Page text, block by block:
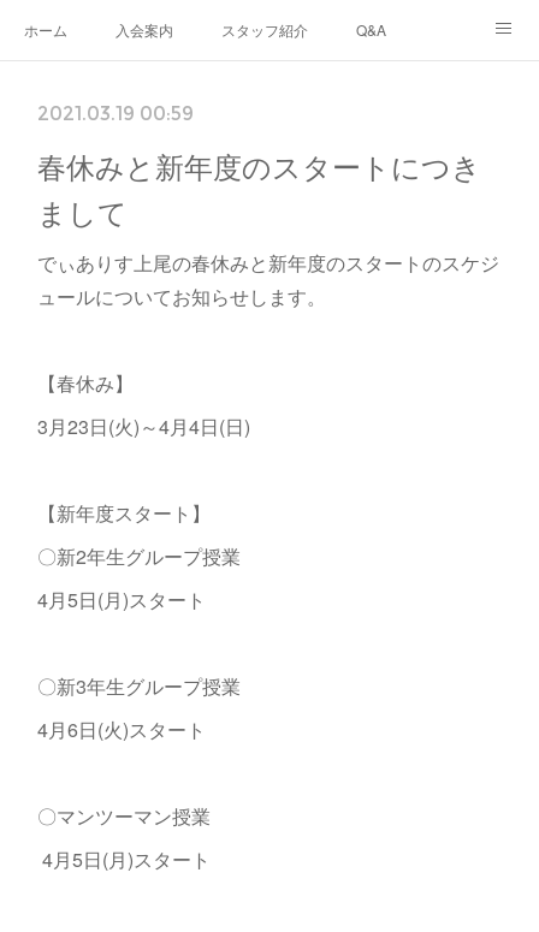
ホーム 入会案内 スタッフ紹介 Q&A
2021.03.19 00:59
春休みと新年度のスタートにつき
まして
でぃありす上尾の春休みと新年度のスタートのスケジ
ュールについてお知らせします。
【春休み】
3月23日(火)～4月4日(日)
【新年度スタート】
〇新2年生グループ授業
4月5日(月)スタート
〇新3年生グループ授業
4月6日(火)スタート
〇マンツーマン授業
4月5日(月)スタート